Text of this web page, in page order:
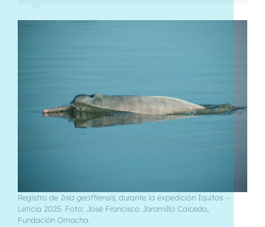
Registro de Inia geoffrensis, durante la expedición Iquitos –
Leticia 2025. Foto: José Francisco Jaramillo Caicedo,
Fundación Omacha.